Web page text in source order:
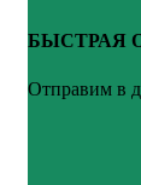
БЫСТРАЯ
Отправим в